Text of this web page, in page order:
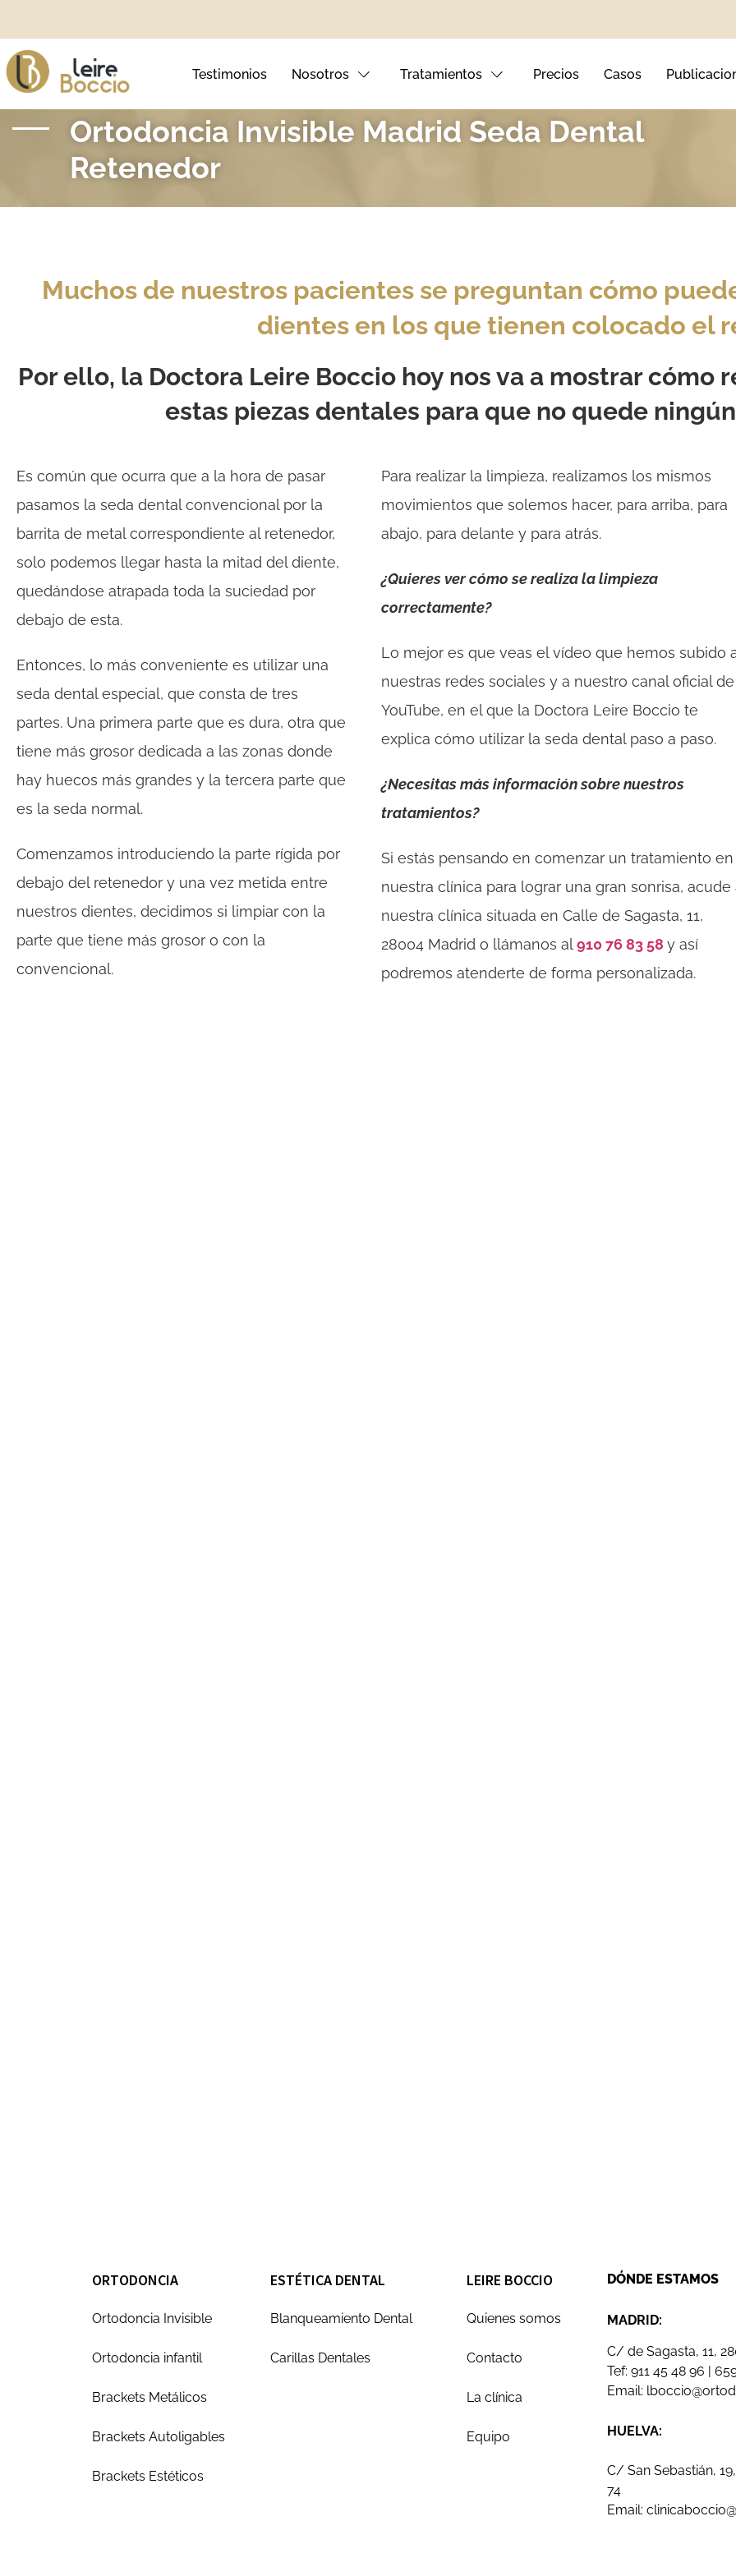
Testimonios Nosotros Tratamientos
Brackets Autoligables
Precios Casos
Ortodoncia Invisible Madrid Seda Dental
Retenedor
Muchos de nuestros pacientes se preguntan cómo
dientes en los que tienen colocado el
Por ello, la Doctora Leire Boccio hoy nos va a mostrar cómo
estas piezas dentales para que no quede
Es común que ocurra que a la hora de pasar
pasamos la seda dental convencional por la
barrita de metal correspondiente al retenedor,
solo podemos llegar hasta la mitad del diente,
quedándose atrapada toda la suciedad por
debajo de esta.
Entonces, lo más conveniente es utilizar una
seda dental especial, que consta de tres
partes. Una primera parte que es dura, otra que
tiene más grosor dedicada a las zonas donde
hay huecos más grandes y la tercera parte que
es la seda normal.
Comenzamos introduciendo la parte rígida por
debajo del retenedor y una vez metida entre
nuestros dientes, decidimos si limpiar con la
parte que tiene más grosor o con la
convencional.
Para realizar la limpieza, realizamos los mismos
movimientos que solemos hacer, para arriba, para
abajo, para delante y para atrás.
¿Quieres ver cómo se realiza la limpieza
correctamente?
Lo mejor es que veas el vídeo que hemos subido
nuestras redes sociales y a nuestro canal oficial de
YouTube, en el que la Doctora Leire Boccio te
explica cómo utilizar la seda dental paso a paso.
¿Necesitas más información sobre nuestros
tratamientos?
Si estás pensando en comenzar un tratamiento en
nuestra clínica para lograr una gran sonrisa, acude
nuestra clínica situada en Calle de Sagasta, 11,
28004 Madrid o llámanos al910 76 83 58 y así
podremos atenderte de forma personalizada.
ORTODONCIA
Ortodoncia Invisible
Ortodoncia infantil
Brackets Metálicos
Brackets Autoligables
Brackets Estéticos
ESTÉTICA DENTAL
Blanqueamiento Dental
Carillas Dentales
LEIRE BOCCIO
Quienes somos
Contacto
La clínica
Equipo
DÓNDE ESTAMOS
MADRID:
C/ de Sagasta, 11,
Tef: 911 45 48 96
Email:
HUELVA:
C/ San Sebastián,
74
Email: